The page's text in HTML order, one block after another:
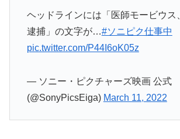
ヘッドラインには「医師モービウス
逮捕」の文字が…#ソニピク仕事中
pic.twitter.com/P44I6oK05z
— ソニー・ピクチャーズ映画 公式
(@SonyPicsEiga) March 11, 2022